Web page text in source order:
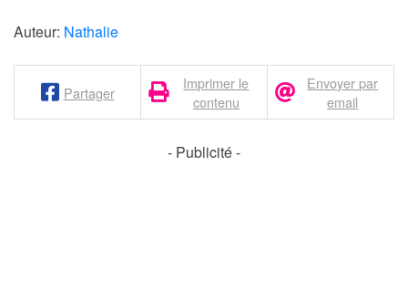
Auteur: Nathalie
Partager
Imprimer le
contenu
Envoyer par
email
- Publicité -